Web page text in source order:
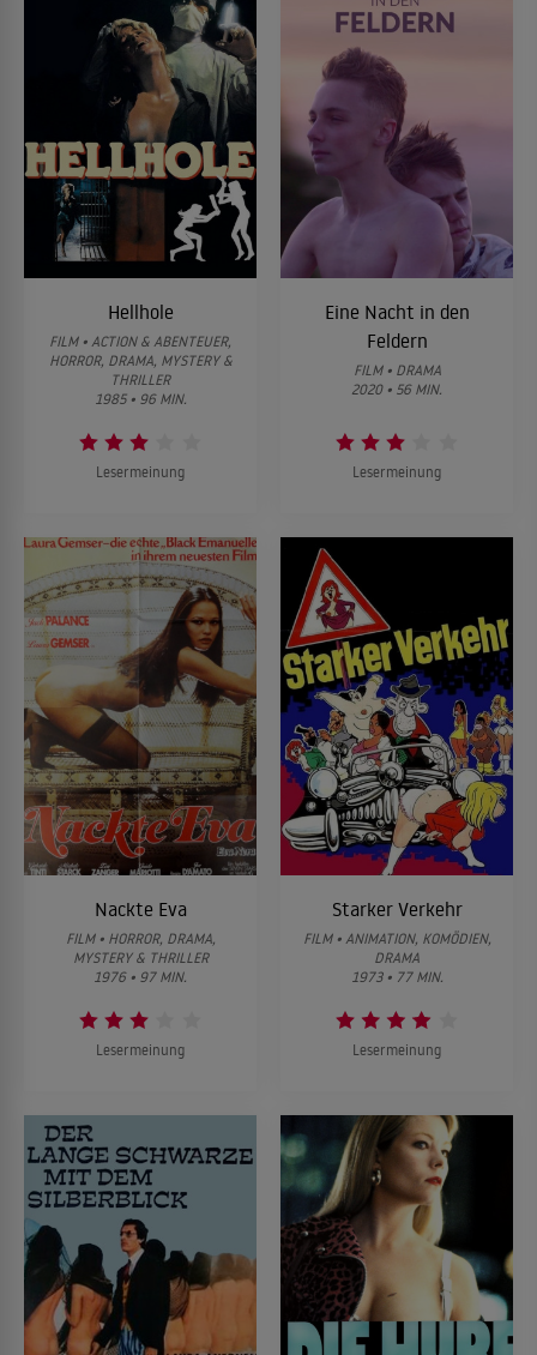
Hellhole
FILM • ACTION & ABENTEUER,
HORROR, DRAMA, MYSTERY &
THRILLER
1985 • 96 MIN.
Lesermeinung
Eine Nacht in den
Feldern
FILM • DRAMA
2020 • 56 MIN.
Lesermeinung
Nackte Eva
FILM • HORROR, DRAMA,
MYSTERY & THRILLER
1976 • 97 MIN.
Lesermeinung
Starker Verkehr
FILM • ANIMATION, KOMÖDIEN,
DRAMA
1973 • 77 MIN.
Lesermeinung